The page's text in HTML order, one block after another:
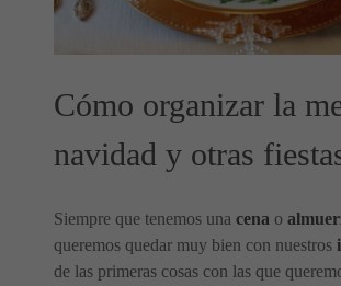
Cómo organizar la
navidad y otras
Siempre que tenemos una cena o
queremos quedar muy bien con nuestros
de las primeras cosas con las que